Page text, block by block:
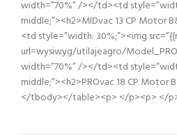
width=”70%” /></td><td
middle;”><h2>MIDvac 13 CP
<td style=”width: 30%;”><img
url=wysiwyg/utilajeagro/
width=”70%” /></td><td
middle;”><h2>PROvac 18 CP
</tbody></table><p> </p><p> </